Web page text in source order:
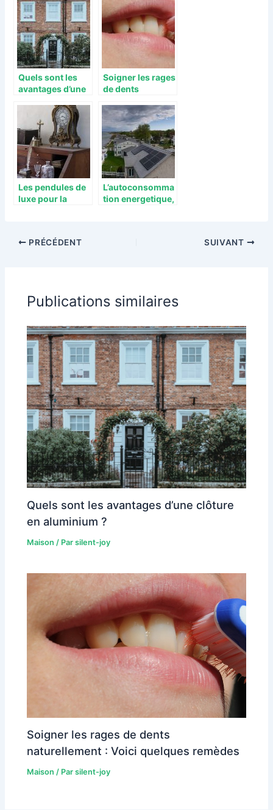
Quels sont les
avantages d’une
aluminium ?
Soigner les rages
de dents
Voici quelques
remèdes
Les pendules de
luxe pour la
L’autoconsomma
tion energetique,
PRÉCÉDENT SUIVANT
Publications similaires
Quels sont les avantages d’une clôture
en aluminium ?
Maison / Parsilent-joy
Soigner les rages de dents
naturellement : Voici quelques remèdes
Maison / Parsilent-joy